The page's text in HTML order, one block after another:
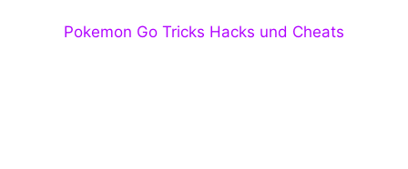
Pokemon Go Tricks Hacks und Cheats